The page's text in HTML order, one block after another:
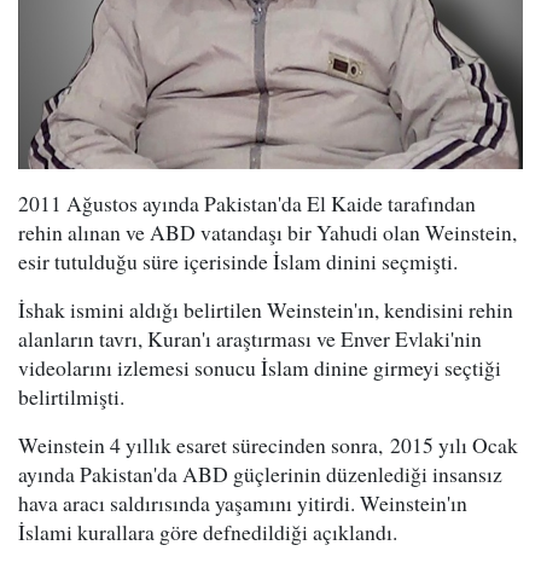
2011 Ağustos ayında Pakistan'da El Kaide tarafından
rehin alınan ve ABD vatandaşı bir Yahudi olan Weinstein,
esir tutulduğu süre içerisinde İslam dinini seçmişti.
İshak ismini aldığı belirtilen Weinstein'ın, kendisini rehin
alanların tavrı, Kuran'ı araştırması ve Enver Evlaki'nin
videolarını izlemesi sonucu İslam dinine girmeyi seçtiği
belirtilmişti.
Weinstein 4 yıllık esaret sürecinden sonra, 2015 yılı Ocak
ayında Pakistan'da ABD güçlerinin düzenlediği insansız
hava aracı saldırısında yaşamını yitirdi. Weinstein'ın
İslami kurallara göre defnedildiği açıklandı.